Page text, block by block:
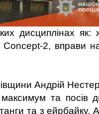
дисциплінах
2, вправи
Андрій
та посів
та з ейрбайку.